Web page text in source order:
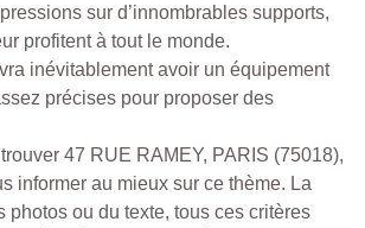
sur d’innombrables supports,
profitent à tout le monde.
inévitablement avoir un équipement
précises pour proposer des
47 RUE RAMEY, PARIS (75018),
informer au mieux sur ce thème. La
photos ou du texte, tous ces critères